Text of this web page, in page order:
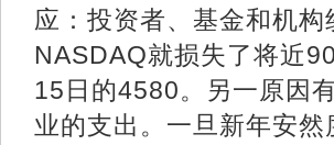
应：投资者、基金和机
NASDAQ就损失了将近
15日的4580。另一原因
业的支出。一旦新年安